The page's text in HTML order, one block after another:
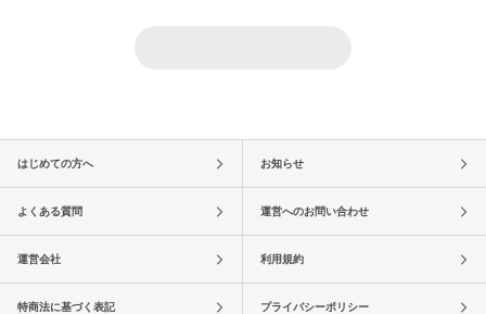
はじめての方へ お知らせ
よくある質問 運営へのお問い合わせ
運営会社 利用規約
特商法に基づく表記 プライバシーポリシー